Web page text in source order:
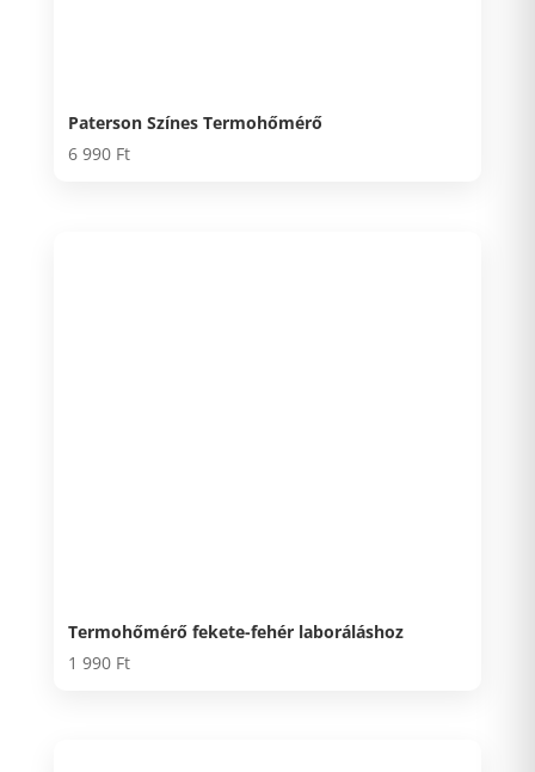
Paterson Színes Termohőmérő
6 990 Ft
Termohőmérő fekete-fehér laboráláshoz
1 990 Ft